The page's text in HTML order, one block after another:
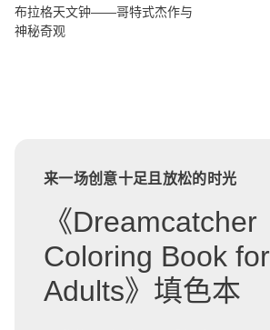
布拉格天文钟——哥特式杰作与
神秘奇观
来一场创意十足且放松的时光
《Dreamcatcher
Coloring Book for
Adults》填色本